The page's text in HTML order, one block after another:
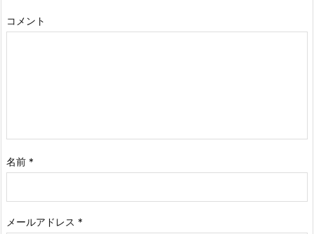
コメント
名前 *
メールアドレス *